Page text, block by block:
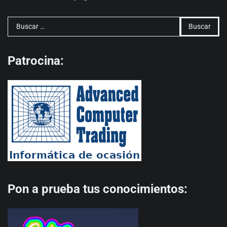
Buscar:
Patrocina:
Pon a prueba tus conocimientos: